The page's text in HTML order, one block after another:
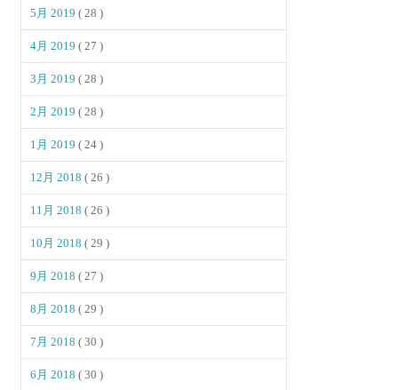
5月 2019( 28 )
4月 2019( 27 )
3月 2019( 28 )
2月 2019( 28 )
1月 2019( 24 )
12月 2018( 26 )
11月 2018( 26 )
10月 2018( 29 )
9月 2018( 27 )
8月 2018( 29 )
7月 2018( 30 )
6月 2018( 30 )